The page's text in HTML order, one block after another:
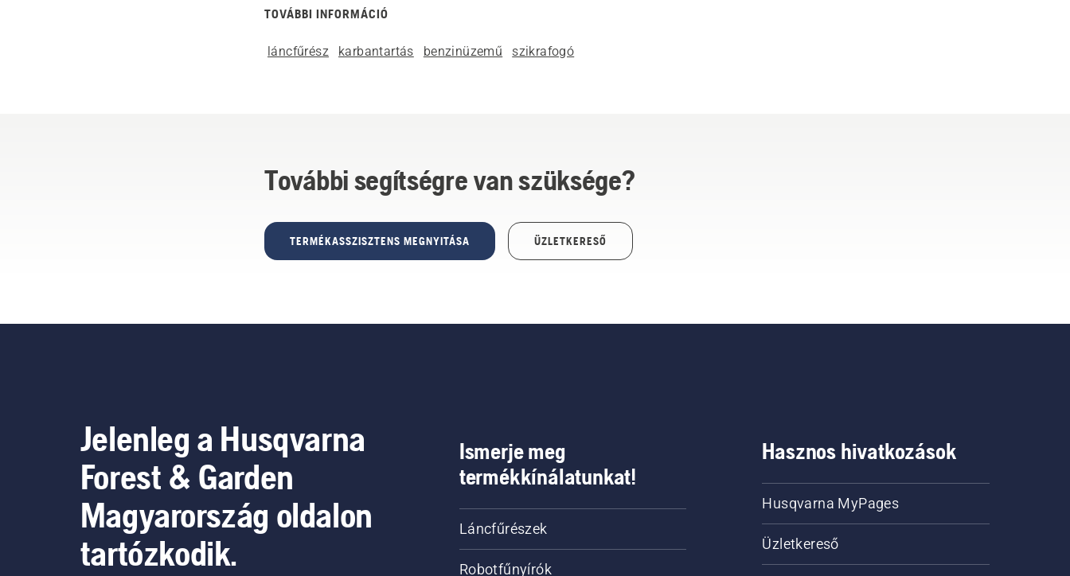
TOVÁBBI INFORMÁCIÓ
láncfűrész karbantartás benzinüzemű szikrafogó
További segítségre van szüksége?
TERMÉKASSZISZTENS MEGNYITÁSA ÜZLETKERESŐ
Jelenleg a Husqvarna
Forest & Garden
Magyarország oldalon
tartózkodik.
Ismerje meg
termékkínálatunkat!
Láncfűrészek
Robotfűnyírók
Hasznos hivatkozások
Husqvarna MyPages
Üzletkereső